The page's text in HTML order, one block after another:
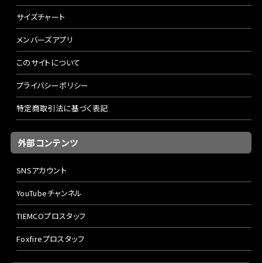
サイズチャート
メンバーズアプリ
このサイトについて
プライバシーポリシー
特定商取引法に基づく表記
外部コンテンツ
SNSアカウント
YouTubeチャンネル
TIEMCOプロスタッフ
Foxfireプロスタッフ